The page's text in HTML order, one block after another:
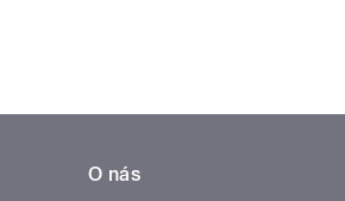
O nás